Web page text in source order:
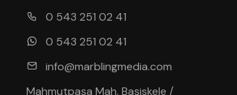
0 543 251 02 41
0 543 251 02 41
info@marblingmedia.com
Mahmutpaşa Mah. Başiskele /